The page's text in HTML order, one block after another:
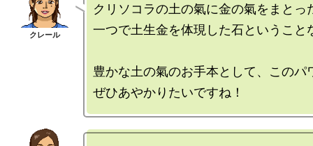
クリソコラの土の氣に金の氣をまとっ
一つで土生金を体現した石ということ
豊かな土の氣のお手本として、このパ